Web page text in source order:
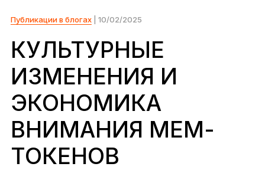
Надёжное резервное решение для защиты
Ко всем устройствам
Аппаратные кошельки
Наборы
Аксессуары
Публикации в блогах| 10/02/2025
КУЛЬТУРНЫЕ
ИЗМЕНЕНИЯ И
ЭКОНОМИКА
ВНИМАНИЯ МЕМ-
ТОКЕНОВ